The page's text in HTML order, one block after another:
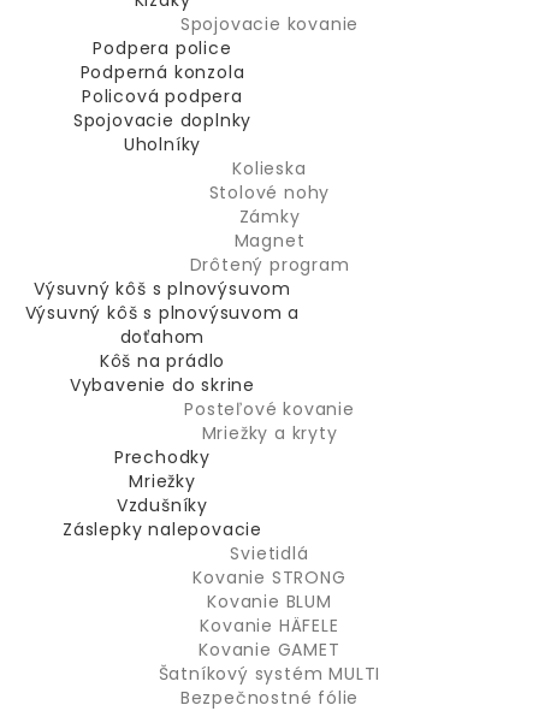
Spojovacie kovanie
Podpera police
Podperná konzola
Policová podpera
Spojovacie doplnky
Uholníky
Kolieska
Stolové nohy
Zámky
Magnet
Drôtený program
Výsuvný kôš s plnovýsuvom
Výsuvný kôš s plnovýsuvom a
doťahom
Kôš na prádlo
Vybavenie do skrine
Posteľové kovanie
Mriežky a kryty
Prechodky
Mriežky
Vzdušníky
Záslepky nalepovacie
Svietidlá
Kovanie STRONG
Kovanie BLUM
Kovanie HÄFELE
Kovanie GAMET
Šatníkový systém MULTI
Bezpečnostné fólie